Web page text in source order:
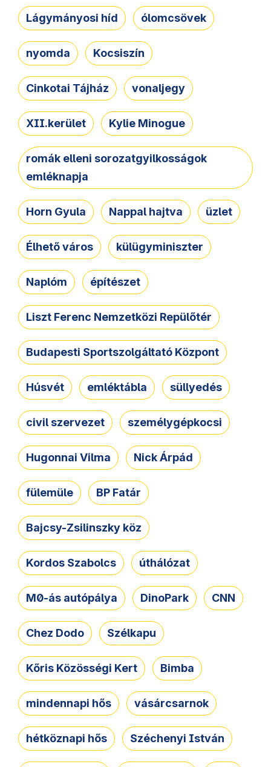
Lágymányosi híd ólomcsövek
nyomda Kocsiszín
Cinkotai Tájház vonaljegy
XII.kerület Kylie Minogue
romák elleni sorozatgyilkosságok
emléknapja
Horn Gyula Nappal hajtva üzlet
Élhető város külügyminiszter
Naplóm építészet
Liszt Ferenc Nemzetközi Repülőtér
Budapesti Sportszolgáltató Központ
Húsvét emléktábla süllyedés
civil szervezet személygépkocsi
Hugonnai Vilma Nick Árpád
fülemüle BP Fatár
Bajcsy-Zsilinszky köz
Kordos Szabolcs úthálózat
M0-ás autópálya DinoPark CNN
Chez Dodo Szélkapu
Kőris Közösségi Kert Bimba
mindennapi hős vásárcsarnok
hétköznapi hős Széchenyi István